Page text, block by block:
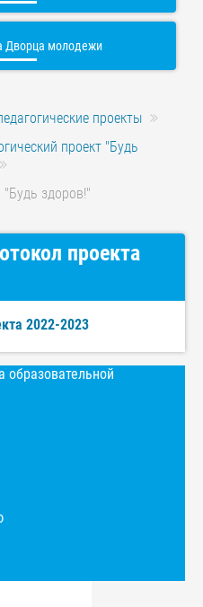
Дворца молодежи
проекты
проект "Будь
здоров!"
проекта
2022-2023
образовательной